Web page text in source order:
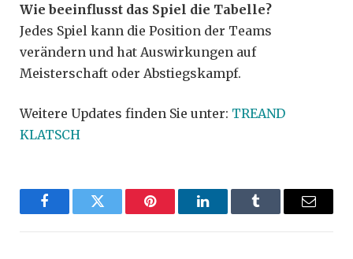
Wie beeinflusst das Spiel die Tabelle?
Jedes Spiel kann die Position der Teams
verändern und hat Auswirkungen auf
Meisterschaft oder Abstiegskampf.
Weitere Updates finden Sie unter: TREAND
KLATSCH
FacebookTwitter Pinterest LinkedInTumblr Email